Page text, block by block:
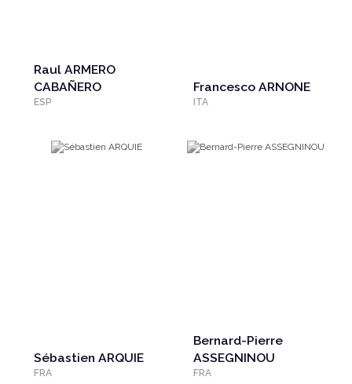
Raul ARMERO
CABAÑERO
ESP
Francesco ARNONE
ITA
Sébastien ARQUIE
FRA
Bernard-Pierre
ASSEGNINOU
FRA